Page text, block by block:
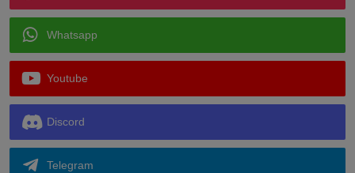
Whatsapp
Youtube
Discord
Telegram